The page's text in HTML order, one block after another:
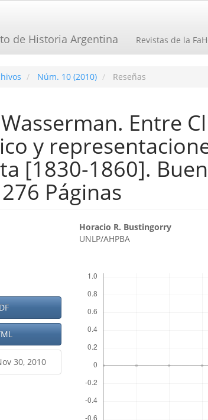
de Historia Argentina Revistas de la
Núm. 10 (2010) Reseñas
Entre
y
[1830-1860].
Páginas
30, 2010
Contenido
principal
del
artículo
Horacio R. Bustingorry
UNLP/AHPBA